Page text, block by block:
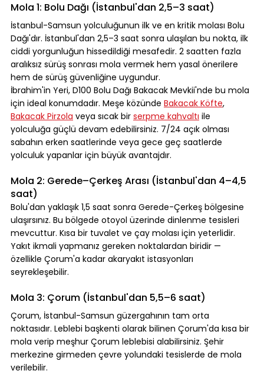
Mola 1: Bolu Dağı (İstanbul'dan 2,5–3 saat)
İstanbul-Samsun yolculuğunun ilk ve en kritik molası Bolu
Dağı'dır. İstanbul'dan 2,5–3 saat sonra ulaşılan bu nokta, ilk
ciddi yorgunluğun hissedildiği mesafedir. 2 saatten fazla
aralıksız sürüş sonrası mola vermek hem yasal önerilere
hem de sürüş güvenliğine uygundur.
İbrahim'in Yeri, D100 Bolu Dağı Bakacak Mevkii'nde bu mola
için ideal konumdadır. Meşe közünde Bakacak Köfte,
Bakacak Pirzola veya sıcak bir serpme kahvaltı ile
yolculuğa güçlü devam edebilirsiniz. 7/24 açık olması
sabahın erken saatlerinde veya gece geç saatlerde
yolculuk yapanlar için büyük avantajdır.
Mola 2: Gerede–Çerkeş Arası (İstanbul'dan 4–4,5
saat)
Bolu'dan yaklaşık 1,5 saat sonra Gerede-Çerkeş bölgesine
ulaşırsınız. Bu bölgede otoyol üzerinde dinlenme tesisleri
mevcuttur. Kısa bir tuvalet ve çay molası için yeterlidir.
Yakıt ikmali yapmanız gereken noktalardan biridir —
özellikle Çorum'a kadar akaryakıt istasyonları
seyrekleşebilir.
Mola 3: Çorum (İstanbul'dan 5,5–6 saat)
Çorum, İstanbul-Samsun güzergahının tam orta
noktasıdır. Leblebi başkenti olarak bilinen Çorum'da kısa bir
mola verip meşhur Çorum leblebisi alabilirsiniz. Şehir
merkezine girmeden çevre yolundaki tesislerde de mola
verilebilir.